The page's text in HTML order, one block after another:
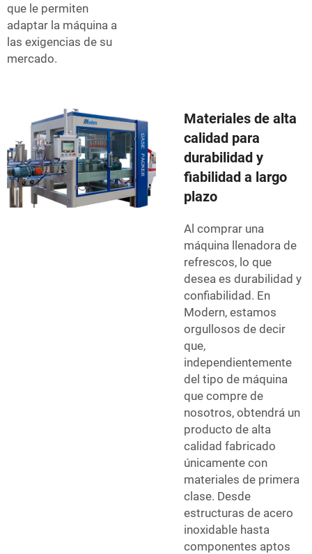
que le permiten
adaptar la máquina a
las exigencias de su
mercado.
Materiales de alta
calidad para
durabilidad y
fiabilidad a largo
plazo
Al comprar una
máquina llenadora de
refrescos, lo que
desea es durabilidad y
confiabilidad. En
Modern, estamos
orgullosos de decir
que,
independientemente
del tipo de máquina
que compre de
nosotros, obtendrá un
producto de alta
calidad fabricado
únicamente con
materiales de primera
clase. Desde
estructuras de acero
inoxidable hasta
componentes aptos